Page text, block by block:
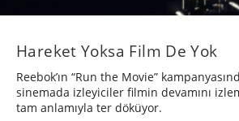
​Hareket Yoksa Film De Yok
Reebok’ın “Run the Movie”
sinemada izleyiciler filmin devamını
tam anlamıyla ter döküyor.